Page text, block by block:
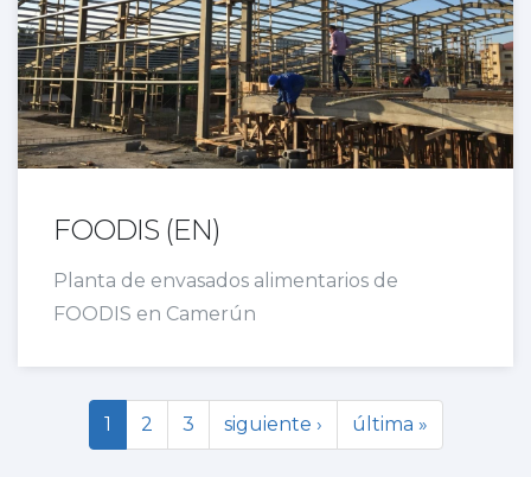
FOODIS (EN)
Planta de envasados alimentarios de
FOODIS en Camerún
1 2 3 siguiente › última »